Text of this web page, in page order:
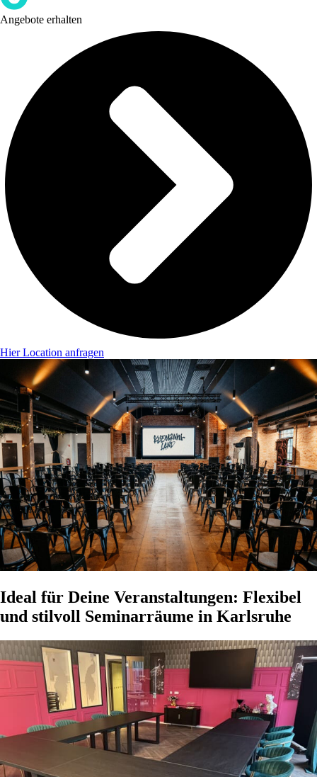
Angebote erhalten
Hier Location anfragen
Ideal für Deine Veranstaltungen: Flexibel
und stilvoll Seminarräume in Karlsruhe